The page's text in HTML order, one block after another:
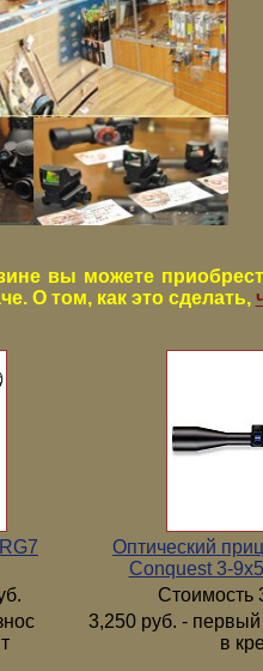
вы можете
О том, как это сделать,
Оптический
Conquest 3-
Стоимость
3,250 руб. - первый
в